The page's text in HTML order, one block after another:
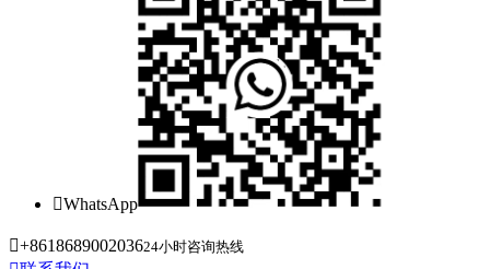
WhatsApp
+861868900203624小时咨询热线